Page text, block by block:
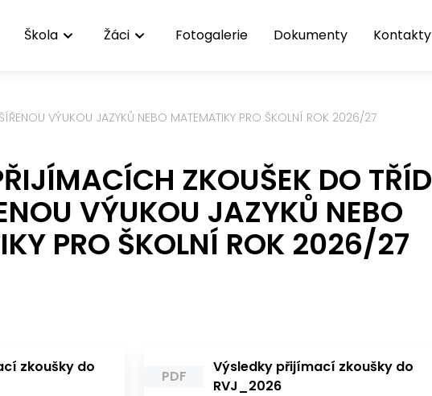
Škola Žáci Fotogalerie Dokumenty Kontakty
VÝUKOU JAZYKŮ NEBO MATEMATIKY PRO ŠKOLNÍ ROK 2026/27
ZKOUŠEK DO TŘÍD
VÝUKOU JAZYKŮ NEBO
PRO ŠKOLNÍ ROK 2026/27
zkoušky do
PDF
Výsledky přijímací zkoušky do
RVJ_2026